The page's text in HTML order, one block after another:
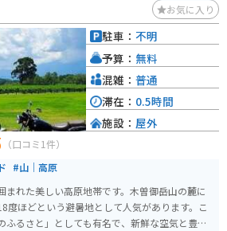
お気に入り
（口コミ1件）
#山｜高原
まれた美しい高原地帯です。木曽御岳山の麓に
度ほどという避暑地として人気があります。こ
ふるさと」としても有名で、新鮮な空気と豊か
駐車： 不明
予算： 無料
混雑： 普通
滞在： 0.5時間
施設： 屋外